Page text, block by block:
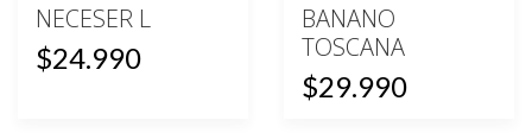
NECESER L
$24.990
BANANO
TOSCANA
$29.990